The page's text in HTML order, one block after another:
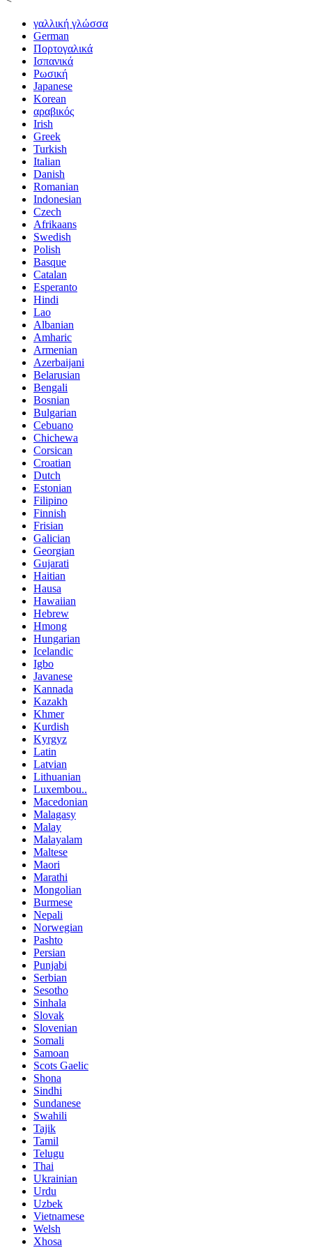
γαλλική γλώσσα
German
Πορτογαλικά
Ισπανικά
Ρωσική
Japanese
Korean
αραβικός
Irish
Greek
Turkish
Italian
Danish
Romanian
Indonesian
Czech
Afrikaans
Swedish
Polish
Basque
Catalan
Esperanto
Hindi
Lao
Albanian
Amharic
Armenian
Azerbaijani
Belarusian
Bengali
Bosnian
Bulgarian
Cebuano
Chichewa
Corsican
Croatian
Dutch
Estonian
Filipino
Finnish
Frisian
Galician
Georgian
Gujarati
Haitian
Hausa
Hawaiian
Hebrew
Hmong
Hungarian
Icelandic
Igbo
Javanese
Kannada
Kazakh
Khmer
Kurdish
Kyrgyz
Latin
Latvian
Lithuanian
Luxembou..
Macedonian
Malagasy
Malay
Malayalam
Maltese
Maori
Marathi
Mongolian
Burmese
Nepali
Norwegian
Pashto
Persian
Punjabi
Serbian
Sesotho
Sinhala
Slovak
Slovenian
Somali
Samoan
Scots Gaelic
Shona
Sindhi
Sundanese
Swahili
Tajik
Tamil
Telugu
Thai
Ukrainian
Urdu
Uzbek
Vietnamese
Welsh
Xhosa